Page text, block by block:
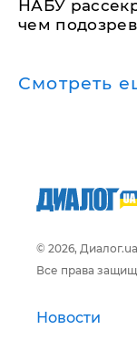
НАБУ
чем
Смотреть
© 2026, Диалог.ua
Все права
Новости